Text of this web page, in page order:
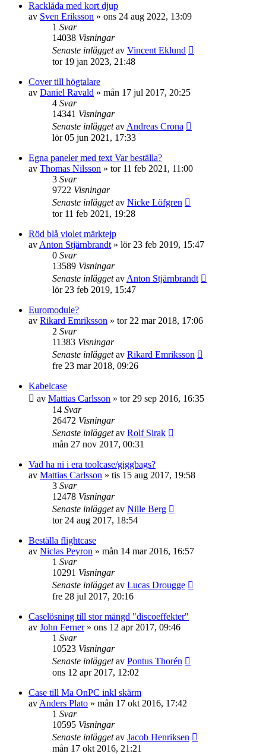
Racklåda med kort djup
av Sven Eriksson » ons 24 aug 2022, 13:09
1 Svar
14038 Visningar
Senaste inläggetav Vincent Eklund
tor 19 jan 2023, 21:48
Cover till högtalare
av Daniel Ravald » mån 17 jul 2017, 20:25
4 Svar
14341 Visningar
Senaste inläggetav Andreas Crona
lör 05 jun 2021, 17:33
Egna paneler med text Var beställa?
av Thomas Nilsson » tor 11 feb 2021, 11:00
3 Svar
9722 Visningar
Senaste inläggetav Nicke Löfgren
tor 11 feb 2021, 19:28
Röd blå violet märktejp
av Anton Stjärnbrandt » lör 23 feb 2019, 15:47
0 Svar
13589 Visningar
Senaste inläggetav Anton Stjärnbrandt
lör 23 feb 2019, 15:47
Euromodule?
av Rikard Emriksson » tor 22 mar 2018, 17:06
2 Svar
11383 Visningar
Senaste inläggetav Rikard Emriksson
fre 23 mar 2018, 09:26
Kabelcase
av Mattias Carlsson » tor 29 sep 2016, 16:35
14 Svar
26472 Visningar
Senaste inläggetav Rolf Sirak
mån 27 nov 2017, 00:31
Vad ha ni i era toolcase/giggbags?
av Mattias Carlsson » tis 15 aug 2017, 19:58
3 Svar
12478 Visningar
Senaste inläggetav Nille Berg
tor 24 aug 2017, 18:54
Beställa flightcase
av Niclas Peyron » mån 14 mar 2016, 16:57
1 Svar
10291 Visningar
Senaste inläggetav Lucas Drougge
fre 28 jul 2017, 20:16
Caselösning till stor mängd "discoeffekter"
av John Ferner» ons 12 apr 2017, 09:46
1 Svar
10523 Visningar
Senaste inläggetav Pontus Thorén
ons 12 apr 2017, 12:02
Case till Ma OnPC inkl skärm
av Anders Plato » mån 17 okt 2016, 17:42
1 Svar
10595 Visningar
Senaste inläggetav Jacob Henriksen
mån 17 okt 2016, 21:21